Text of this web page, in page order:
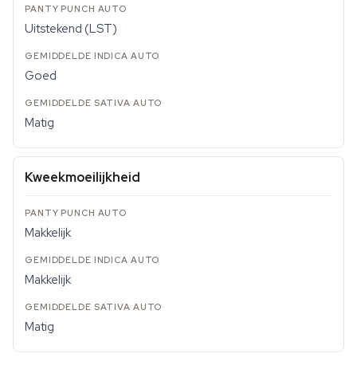
Uitstekend (LST)
Goed
Matig
Kweekmoeilijkheid
Makkelijk
Makkelijk
Matig